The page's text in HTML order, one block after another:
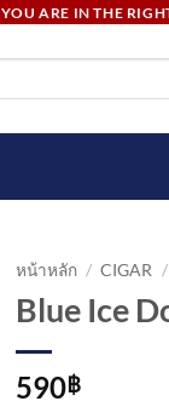
YOU ARE IN THE
หน้าหลัก / CIGAR /
Blue Ice
590฿